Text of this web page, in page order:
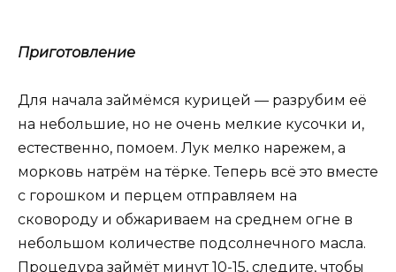
Приготовление
Для начала займёмся курицей — разрубим её
на небольшие, но не очень мелкие кусочки и,
естественно, помоем. Лук мелко нарежем, а
морковь натрём на тёрке. Теперь всё это вместе
с горошком и перцем отправляем на
сковороду и обжариваем на среднем огне в
небольшом количестве подсолнечного масла.
Процедура займёт минут 10-15, следите, чтобы